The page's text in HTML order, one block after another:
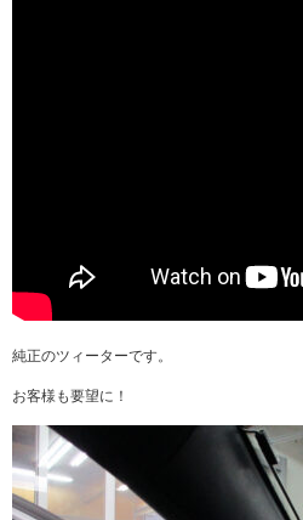
純正のツィーターです。
お客様も要望に！